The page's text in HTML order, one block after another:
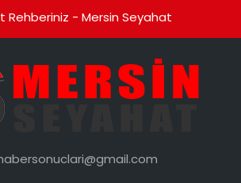
Rehberiniz - Mersin Seyahat